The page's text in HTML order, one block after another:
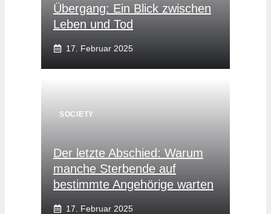
Übergang: Ein Blick zwischen
Leben und Tod
17. Februar 2025
SOCIETY
Der letzte Abschied: Warum
manche Sterbende auf
bestimmte Angehörige warten
17. Februar 2025